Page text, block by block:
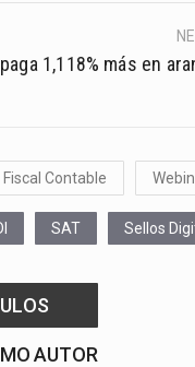
1,118% más en
Fiscal Contable
SAT Sellos
AUTOR